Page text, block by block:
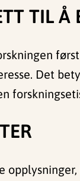
TIL
Det